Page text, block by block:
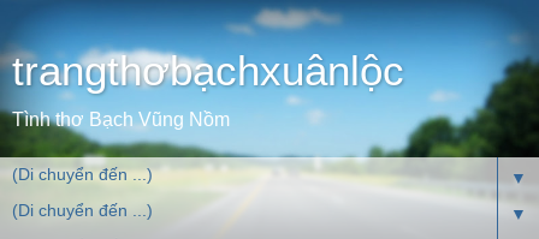
trangthơbạchxuânlộc
Tình thơ Bạch Vũng Nồm
▼
▼